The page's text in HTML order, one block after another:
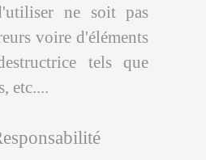
ne soit pas
voire d'éléments
tels que
etc....